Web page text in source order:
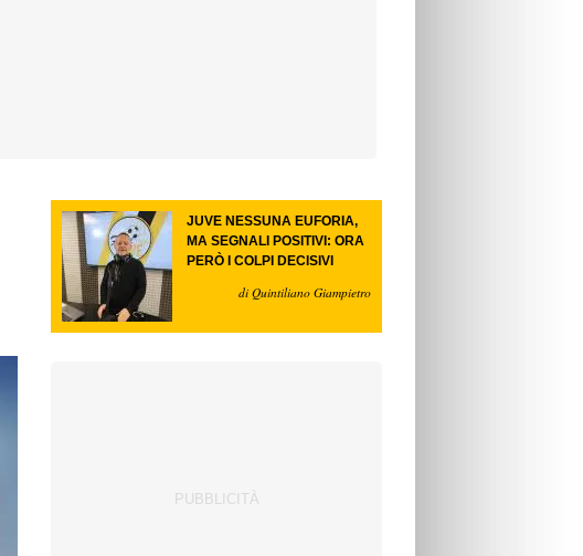
JUVE NESSUNA EUFORIA,
MA SEGNALI POSITIVI: ORA
PERÒ I COLPI DECISIVI
di Quintiliano Giampietro